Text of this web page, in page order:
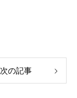
次の記事